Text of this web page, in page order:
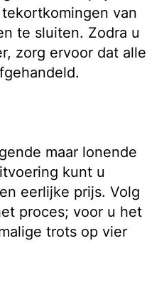
van
te sluiten. Zodra u
zorg ervoor dat alle
maar lonende
kunt u
eerlijke prijs. Volg
proces; voor u het
trots op vier